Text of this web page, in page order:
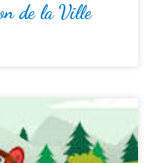
de la Ville